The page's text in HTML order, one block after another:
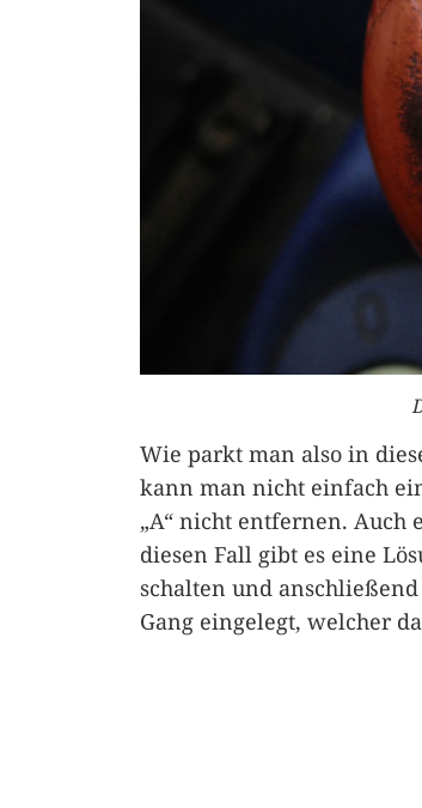
Wie parkt man also in
kann man nicht einfach
„A“ nicht entfernen. Auch
diesen Fall gibt es eine
schalten und
Gang eingelegt, welcher